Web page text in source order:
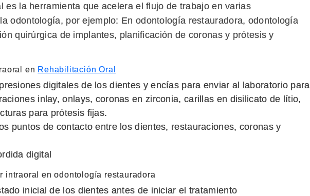
es la herramienta que acelera el flujo de trabajo en varias
odontología, por ejemplo: En odontología restauradora, odontología
quirúrgica de implantes, planificación de coronas y prótesis y
en Rehabilitación Oral
digitales de los dientes y encías para enviar al laboratorio para
inlay, onlays, coronas en zirconia, carillas en disilicato de lítio,
para prótesis fijas.
puntos de contacto entre los dientes, restauraciones, coronas y
digital
intraoral en odontología restauradora
inicial de los dientes antes de iniciar el tratamiento